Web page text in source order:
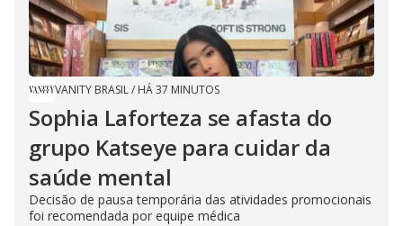
VANITY BRASIL/ HÁ 37 MINUTOS
Sophia Laforteza se afasta do
grupo Katseye para cuidar da
saúde mental
Decisão de pausa temporária das atividades promocionais
foi recomendada por equipe médica